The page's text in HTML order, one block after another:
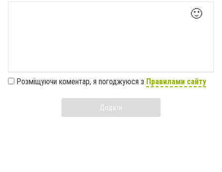
🙂
Розміщуючи коментар, я погоджуюся з Правилами сайту
Додати